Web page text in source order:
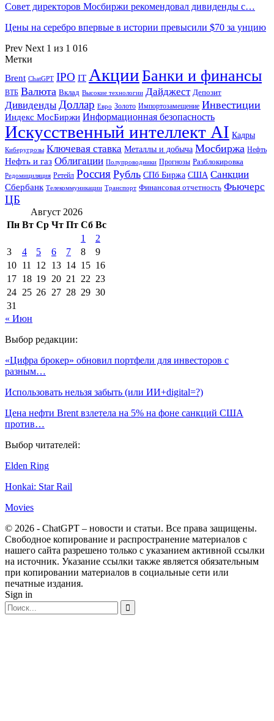
Совет директоров Мосбиржи рекомендовал дивиденды с…
Цены на серебро впервые в истории превысили $70 за унцию
Prev Next 1 из 1 016
Метки
Brent ChatGPT IPO IT АкцииБанки и финансы
ВТБ Валюта Вклад Высокие технологии Дайджест Депозит
Дивиденды Доллар Евро Золото Импортозамещение Инвестиции
Индекс МосБиржи Информационная безопасность
Искусственный интеллект AI Кадры
Киберугрозы Ключевая ставка Металлы и добыча Мосбиржа Нефть
Нефть и газ Облигации Полупроводники Прогнозы Разблокировка
Редомициляция Ретейл Россия Рубль СПб Биржа США Санкции
Сбербанк Телекоммуникации Транспорт Финансовая отчетность Фьючерс
ЦБ
Август 2026
Пн Вт Ср Чт Пт Сб Вс
1
2
3
4 5 6 7 8
9
10 11 12 13 14 15 16
17 18 19 20 21 22 23
24 25 26 27 28 29 30
31
« Июн
Выбор редакции:
«Цифра брокер» обновил портфели для инвесторов с
разным…
Использовать нельзя забыть (или ИИ+digital=?)
Цена нефти Brent взлетела на 5% на фоне санкций США
против…
Выбор читателей:
Elden Ring
Honkai: Star Rail
Movies
© 2026 - ChatGPT – новости и статьи. Все права защищены.
Свободное копирование и распространение материалов с
нашего сайта разрешено только с указанием активной ссылки
на источник. Указание ссылки также является обязательным
при копировании материалов в социальные сети или
печатные издания.
Sign in